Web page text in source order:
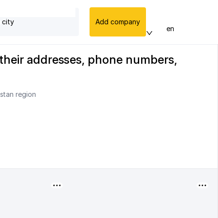
city Add company
en
addresses, phone numbers,
region